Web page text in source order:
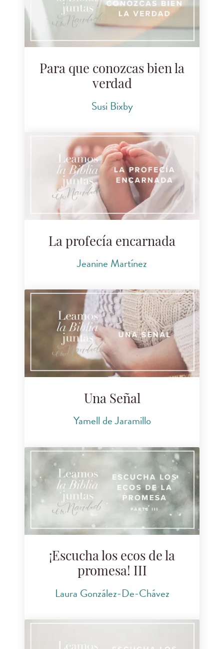
Para que conozcas bien la
verdad
Susi Bixby
La profecía encarnada
Jeanine Martínez
Una Señal
Yamell de Jaramillo
¡Escucha los ecos de la
promesa! III
Laura González-De-Chávez